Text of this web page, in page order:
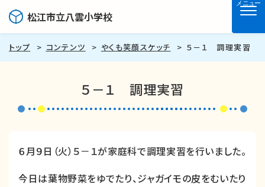
松江市立八雲小学校
メニュー
トップ コンテンツ やくも笑顔スケッチ ５－１ 調理実習
５－１ 調理実習
６月９日（火）５－１が家庭科で調理実習を行いました。
今日は葉物野菜をゆでたり、ジャガイモの皮をむいたり